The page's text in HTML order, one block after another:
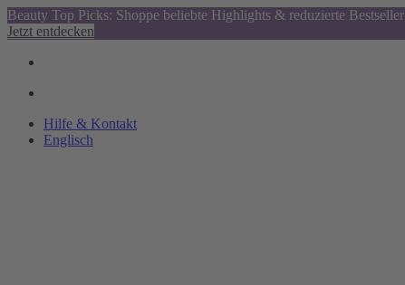
Beauty Top Picks: Shoppe beliebte Highlights & reduzierte Bestseller
Jetzt entdecken
Hilfe & Kontakt
Englisch